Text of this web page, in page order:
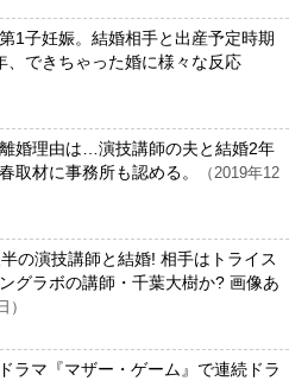
1子妊娠。結婚相手と出産予定時期
、できちゃった婚に様々な反応
婚理由は…演技講師の夫と結婚2年
取材に事務所も認める。
（2019年12
の演技講師と結婚! 相手はトライス
グラボの講師・千葉大樹か? 画像あ
）
ラマ『マザー・ゲーム』で連続ドラ